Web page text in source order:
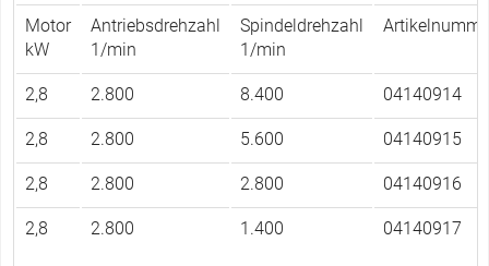
Motor
kW
Antriebsdrehzahl
1/min
Spindeldrehzahl
1/min
2,8 2.800 8.400 04140914
2,8 2.800 5.600 04140915
2,8 2.800 2.800 04140916
2,8 2.800 1.400 04140917